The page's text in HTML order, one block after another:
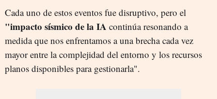
Cada uno de estos eventos fue disruptivo, pero el
"impacto sísmico de la IA continúa resonando a
medida que nos enfrentamos a una brecha cada vez
mayor entre la complejidad del entorno y los recursos
planos disponibles para gestionarla".